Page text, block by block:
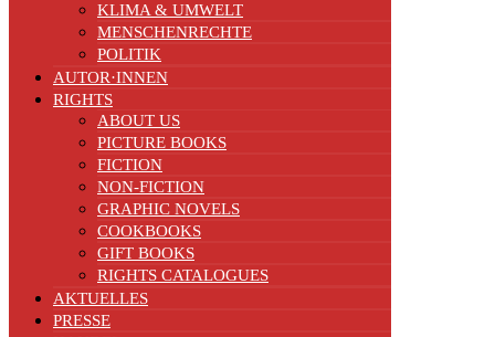
KLIMA & UMWELT
MENSCHENRECHTE
POLITIK
AUTOR·INNEN
RIGHTS
ABOUT US
PICTURE BOOKS
FICTION
NON-FICTION
GRAPHIC NOVELS
COOKBOOKS
GIFT BOOKS
RIGHTS CATALOGUES
AKTUELLES
PRESSE